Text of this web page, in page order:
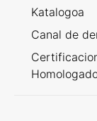
Katalogoa
Canal de